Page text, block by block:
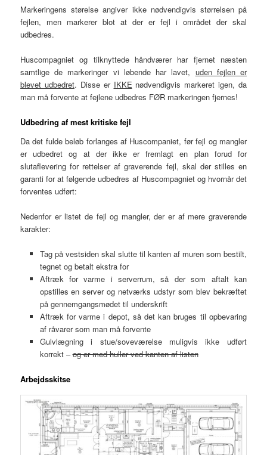
Markeringens størelse angiver ikke nødvendigvis størrelsen på
fejlen, men markerer blot at der er fejl i området der skal
udbedres.
Huscompagniet og tilknyttede håndværer har fjernet næsten
samtlige de markeringer vi løbende har lavet, uden fejlen er
blevet udbedret. Disse er IKKE nødvendigvis markeret igen, da
man må forvente at fejlene udbedres FØR markeringen fjernes!
Udbedring af mest kritiske fejl
Da det fulde beløb forlanges af Huscompaniet, før fejl og mangler
er udbedret og at der ikke er fremlagt en plan forud for
slutaflevering for rettelser af graverende fejl, skal der stilles en
garanti for at følgende udbedres af Huscompagniet og hvornår det
forventes udført:
Nedenfor er listet de fejl og mangler, der er af mere graverende
karakter:
Tag på vestsiden skal slutte til kanten af muren som bestilt,
tegnet og betalt ekstra for
Aftræk for varme i serverrum, så der som aftalt kan
opstilles en server og netværks udstyr som blev bekræftet
på gennemgangsmødet til underskrift
Aftræk for varme i depot, så det kan bruges til opbevaring
af råvarer som man må forvente
Gulvlægning i stue/soveværelse muligvis ikke udført
korrekt –og er med huller ved kanten af listen
Arbejdsskitse